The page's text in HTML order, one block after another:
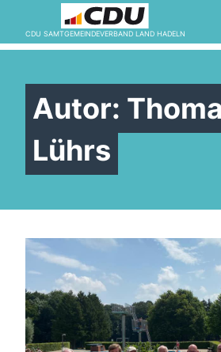
CDU SAMTGEMEINDEVERBAND LAND HADELN
Autor:
Lührs